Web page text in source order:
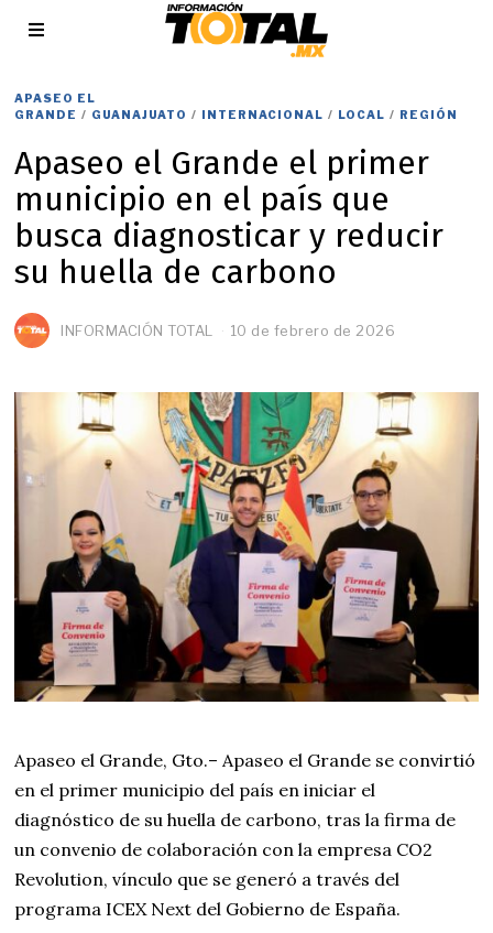
APASEO EL
GRANDE / GUANAJUATO / INTERNACIONAL / LOCAL / REGIÓN
Apaseo el Grande el primer
municipio en el país que
busca diagnosticar y reducir
su huella de carbono
INFORMACIÓN TOTAL 10 de febrero de 2026
e
f
e
b
r
o
d
e
2
2
6
Apaseo el Grande, Gto.– Apaseo el Grande se convirtió
en el primer municipio del país en iniciar el
diagnóstico de su huella de carbono, tras la firma de
un convenio de colaboración con la empresa CO2
Revolution, vínculo que se generó a través del
programa ICEX Next del Gobierno de España.